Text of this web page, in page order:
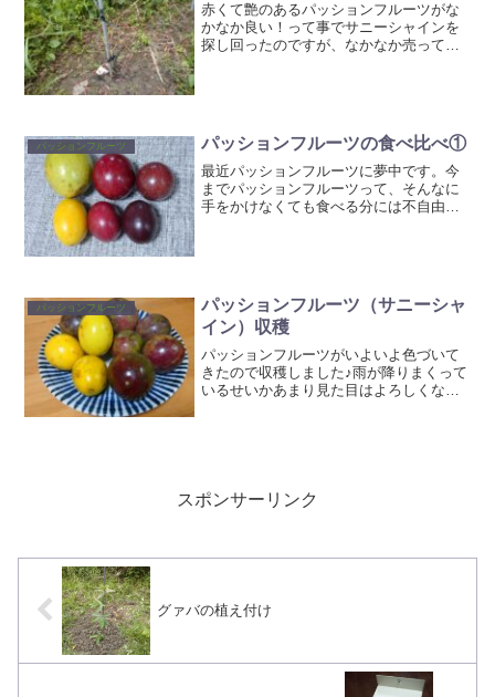
赤くて艶のあるパッションフルーツがな
かなか良い！って事でサニーシャインを
探し回ったのですが、なかなか売ってな
パッションフルーツ パッションフルーツの食べ比べ①
最近パッションフルーツに夢中です。今
までパッションフルーツって、そんなに
手をかけなくても食べる分には不自由し
パッションフルーツ
パッションフルーツ（サニーシャ
イン）収穫
パッションフルーツがいよいよ色づいて
きたので収穫しました♪雨が降りまくって
いるせいかあまり見た目はよろしくない
スポンサーリンク
グァバの植え付け